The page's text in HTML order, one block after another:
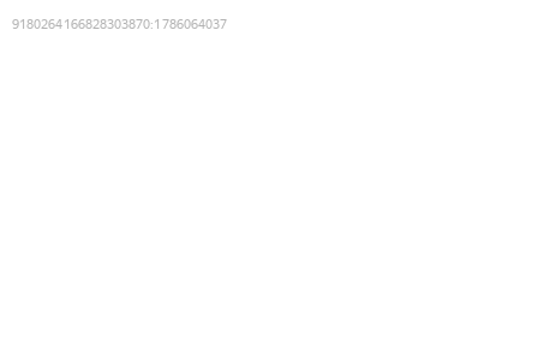
9180264166828303870:1786064037